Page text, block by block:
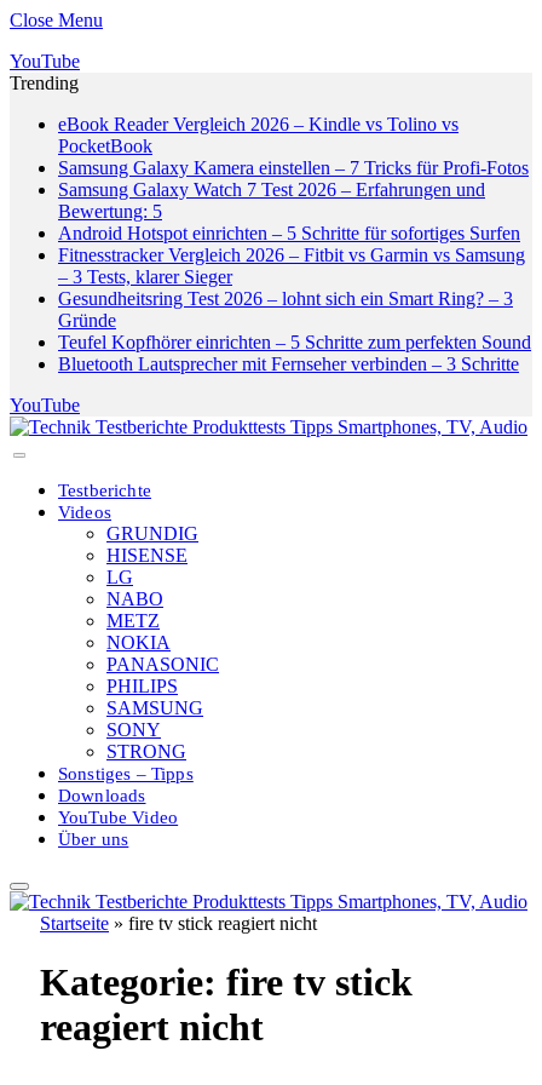
Close Menu
YouTube
Trending
eBook Reader Vergleich 2026 – Kindle vs Tolino vs
PocketBook
Samsung Galaxy Kamera einstellen – 7 Tricks für Profi-Fotos
Samsung Galaxy Watch 7 Test 2026 – Erfahrungen und
Bewertung: 5
Android Hotspot einrichten – 5 Schritte für sofortiges Surfen
Fitnesstracker Vergleich 2026 – Fitbit vs Garmin vs Samsung
– 3 Tests, klarer Sieger
Gesundheitsring Test 2026 – lohnt sich ein Smart Ring? – 3
Gründe
Teufel Kopfhörer einrichten – 5 Schritte zum perfekten Sound
Bluetooth Lautsprecher mit Fernseher verbinden – 3 Schritte
YouTube
Testberichte
Videos
GRUNDIG
HISENSE
LG
NABO
METZ
NOKIA
PANASONIC
PHILIPS
SAMSUNG
SONY
STRONG
Sonstiges – Tipps
Downloads
YouTube Video
Über uns
Startseite » fire tv stick reagiert nicht
Kategorie: fire tv stick
reagiert nicht